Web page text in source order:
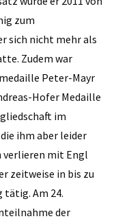
zum
sich nicht mehr als
Zudem war
Peter-Mayr
Hofer Medaille
im
ihm aber leider
verlieren mit Engl
zeitweise in bis zu
tätig. Am 24.
der